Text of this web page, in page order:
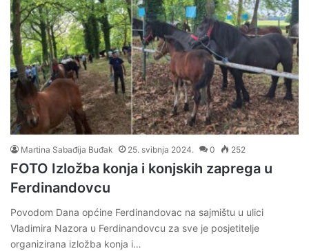
Martina Sabađija Buđak 25. svibnja 2024. 0 252
FOTO Izložba konja i konjskih zaprega u
Ferdinandovcu
Povodom Dana općine Ferdinandovac na sajmištu u ulici
Vladimira Nazora u Ferdinandovcu za sve je posjetitelje
organizirana izložba konja i…